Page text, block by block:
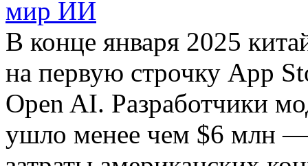
мир ИИ
В конце января 2025
на первую строчку App
Open AI. Разработчики
ушло менее чем $6 млн